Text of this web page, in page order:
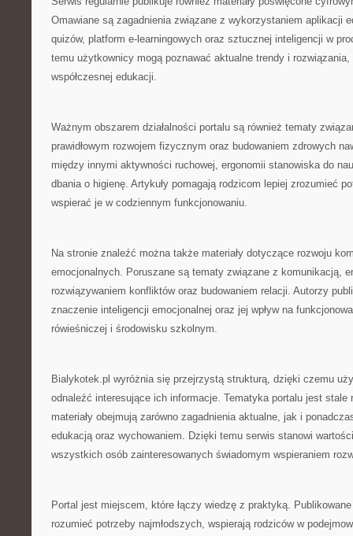
Omawiane są zagadnienia związane z wykorzystaniem aplikacji
quizów, platform e-learningowych oraz sztucznej inteligencji w
temu użytkownicy mogą poznawać aktualne trendy i rozwiązania,
współczesnej edukacji.
Ważnym obszarem działalności portalu są również tematy
prawidłowym rozwojem fizycznym oraz budowaniem zdrowych
między innymi aktywności ruchowej, ergonomii stanowiska do
dbania o higienę. Artykuły pomagają rodzicom lepiej zrozumieć
wspierać je w codziennym funkcjonowaniu.
Na stronie znaleźć można także materiały dotyczące rozwoju
emocjonalnych. Poruszane są tematy związane z komunikacją,
rozwiązywaniem konfliktów oraz budowaniem relacji. Autorzy
znaczenie inteligencji emocjonalnej oraz jej wpływ na
rówieśniczej i środowisku szkolnym.
Bialykotek.pl wyróżnia się przejrzystą strukturą, dzięki czemu
odnaleźć interesujące ich informacje. Tematyka portalu jest stale
materiały obejmują zarówno zagadnienia aktualne, jak i
edukacją oraz wychowaniem. Dzięki temu serwis stanowi
wszystkich osób zainteresowanych świadomym wspieraniem
Portal jest miejscem, które łączy wiedzę z praktyką.
rozumieć potrzeby najmłodszych, wspierają rodziców w